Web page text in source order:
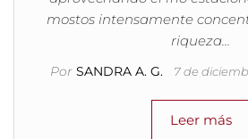
mostos intensamente
riqueza…
Por SANDRA A. G. 7 de
Leer más